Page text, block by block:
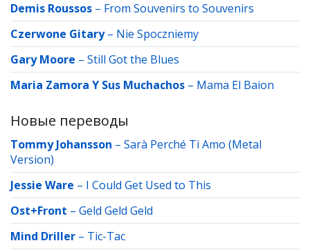
Demis Roussos – From Souvenirs to Souvenirs
Czerwone Gitary– Nie Spoczniemy
Gary Moore – Still Got the Blues
Maria Zamora Y Sus Muchachos – Mama El Baion
Новые переводы
Tommy Johansson – Sarà Perché Ti Amo (Metal
Version)
Jessie Ware – I Could Get Used to This
Ost+Front – Geld Geld Geld
Mind Driller – Tic-Tac